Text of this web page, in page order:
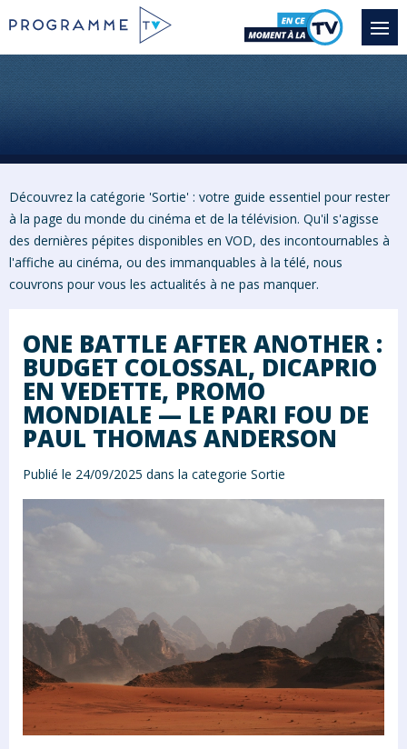
Découvrez la catégorie 'Sortie' : votre guide essentiel pour rester
à la page du monde du cinéma et de la télévision. Qu'il s'agisse
des dernières pépites disponibles en VOD, des incontournables à
l'affiche au cinéma, ou des immanquables à la télé, nous
couvrons pour vous les actualités à ne pas manquer.
ONE BATTLE AFTER ANOTHER :
BUDGET COLOSSAL, DICAPRIO
EN VEDETTE, PROMO
MONDIALE — LE PARI FOU DE
PAUL THOMAS ANDERSON
Publié le 24/09/2025 dans la categorie Sortie